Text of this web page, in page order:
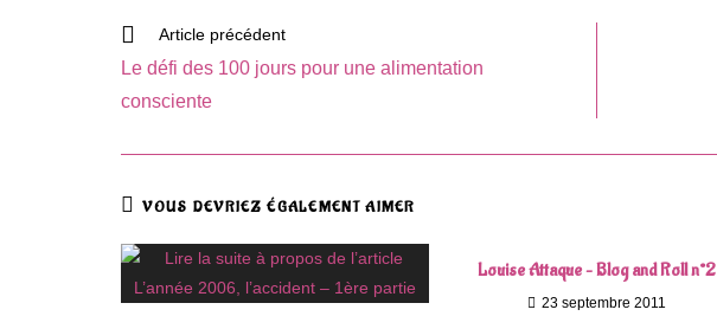
Read
articles
Article précédent
Le défi des 100 jours pour une alimentation
consciente
VOUS DEVRIEZ ÉGALEMENT AIMER
Louise Attaque – Blog and Roll n°2
23 septembre 2011